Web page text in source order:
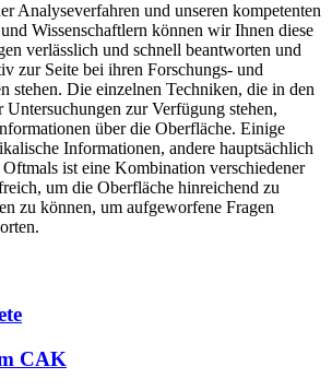
Analyseverfahren und unseren kompetenten
Wissenschaftlern können wir Ihnen diese
verlässlich und schnell beantworten und
zur Seite bei ihren Forschungs- und
stehen. Die einzelnen Techniken, die in den
zur Verfügung stehen,
über die Oberfläche. Einige
Informationen, andere hauptsächlich
Oftmals ist eine Kombination verschiedener
um die Oberfläche hinreichend zu
zu können, um aufgeworfene Fragen
CAK